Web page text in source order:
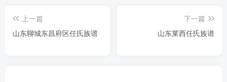
上一篇
山东聊城东昌府区任氏族谱
下一篇
山东莱西任氏族谱